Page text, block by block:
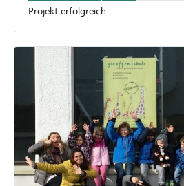
Projekt erfolgreich